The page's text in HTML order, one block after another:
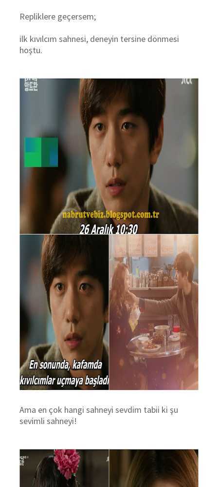
Repliklere geçersem;
ilk kıvılcım sahnesi, deneyin tersine dönmesi
hoştu.
Ama en çok hangi sahneyi sevdim tabii ki şu
sevimli sahneyi!